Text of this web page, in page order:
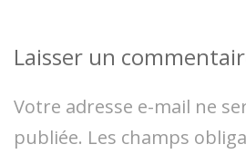
Laisser un
Votre adresse e-mail ne
publiée. Les champs